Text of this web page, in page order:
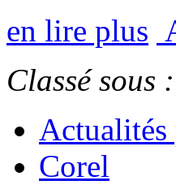
en lire plus
Classé sous :
Corel